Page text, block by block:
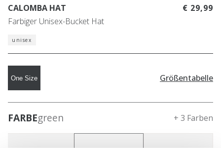
CALOMBA HAT
Farbiger Unisex-Bucket Hat
€ 29,99
unisex
One Size Größentabelle
FARBEgreen + 3 Farben